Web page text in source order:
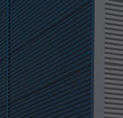
au
contenu
principal